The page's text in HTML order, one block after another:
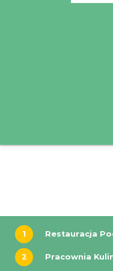
1 Restauracja
2 Pracownia